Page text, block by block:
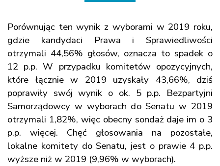
Porównując ten wynik z wyborami w 2019 roku,
gdzie kandydaci Prawa i Sprawiedliwości
otrzymali 44,56% głosów, oznacza to spadek o
12 p.p. W przypadku komitetów opozycyjnych,
które łącznie w 2019 uzyskały 43,66%, dziś
poprawiły swój wynik o ok. 5 p.p. Bezpartyjni
Samorządowcy w wyborach do Senatu w 2019
otrzymali 1,82%, więc obecny sondaż daje im o 3
p.p. więcej. Chęć głosowania na pozostałe,
lokalne komitety do Senatu, jest o prawie 4 p.p.
wyższe niż w 2019 (9,96% w wyborach).